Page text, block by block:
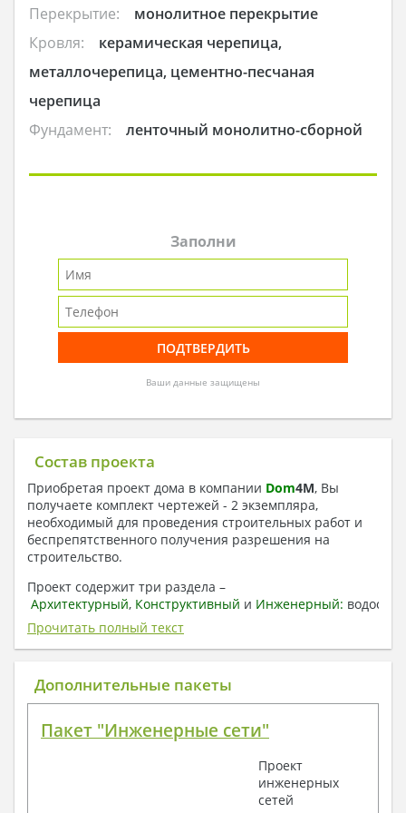
Перекрытие:
монолитное перекрытие
Кровля:
керамическая черепица,
металлочерепица, цементно-песчаная
черепица
Фундамент:
ленточный монолитно-сборной
Заполни
Ваши данные защищены
Состав проекта
Приобретая проект дома в компании Dom4M, Вы
получаете комплект чертежей - 2 экземпляра,
необходимый для проведения строительных работ и
беспрепятственного получения разрешения на
строительство.
Проект содержит три раздела –
Архитектурный, Конструктивный и Инженерный:
отопление, вентиляция, канализация,
электроснабжение (приобретается за дополнительную
плату) + Пояснительная записка.
1. Архитектурный раздел:
План координационных осей
Поэтажные маркировочные планы с
Прочитать полный текст
Дополнительные пакеты
Пакет "Инженерные сети"
Проект
инженерных
сетей